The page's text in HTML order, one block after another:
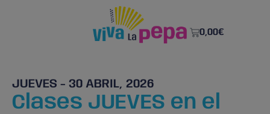
0,00€
JUEVES - 30 ABRIL, 2026
Clases JUEVES en el